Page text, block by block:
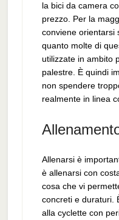
la bici da camera
prezzo. Per la
conviene orientarsi
quanto molte di
utilizzate in ambito
palestre. È quindi
non spendere
realmente in linea
Allenarsi è
è allenarsi con
cosa che vi
concreti e duraturi.
alla cyclette con